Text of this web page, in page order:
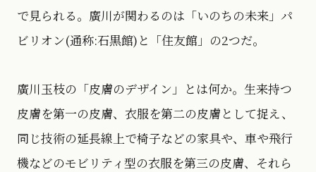
で見られる。廣川が関わるのは「いのちの未来」パ
ビリオン(通称:石黒館)と「住友館」の2つだ。
廣川玉枝の「皮膚のデザイン」とは何か。生来持つ
皮膚を第一の皮膚、衣服を第二の皮膚として捉え、
同じ技術の延長線上で椅子などの家具や、車や飛行
機などのモビリティ型の衣服を第三の皮膚、それら